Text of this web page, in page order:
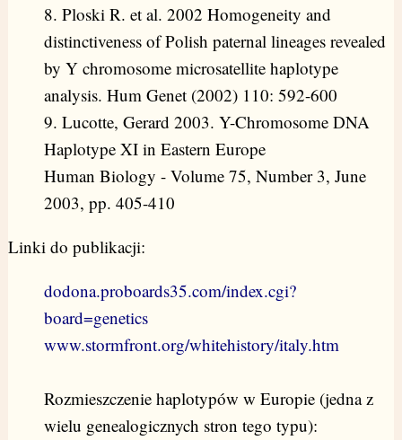
8. Ploski R. et al. 2002 Homogeneity and
distinctiveness of Polish paternal lineages revealed
by Y chromosome microsatellite haplotype
analysis. Hum Genet (2002) 110: 592-600
9. Lucotte, Gerard 2003. Y-Chromosome DNA
Haplotype XI in Eastern Europe
Human Biology - Volume 75, Number 3, June
2003, pp. 405-410
Linki do publikacji:
dodona.proboards35.com/index.cgi?
board=genetics
www.stormfront.org/whitehistory/italy.htm
Rozmieszczenie haplotypów w Europie (jedna z
wielu genealogicznych stron tego typu):